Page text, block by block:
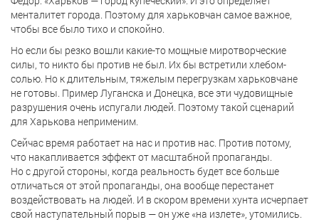
менталитет города. Поэтому для харьковчан самое важное,
чтобы все было тихо и спокойно.
Но если бы резко вошли какие-то мощные миротворческие
силы, то никто бы против не был. Их бы встретили хлебом-
солью. Но к длительным, тяжелым перегрузкам харьковчане
не готовы. Пример Луганска и Донецка, все эти чудовищные
разрушения очень испугали людей. Поэтому такой сценарий
для Харькова неприменим.
Сейчас время работает на нас и против нас. Против потому,
что накапливается эффект от масштабной пропаганды.
Но с другой стороны, когда реальность будет все больше
отличаться от этой пропаганды, она вообще перестанет
воздействовать на людей. И в скором времени хунта исчерпает
свой наступательный порыв — он уже «на излете», утомились.